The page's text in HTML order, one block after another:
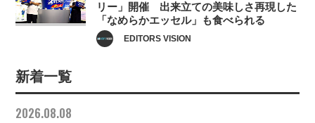
リー」開催 出来立ての美味しさ再現した
「なめらかエッセル」も食べられる
EDITORS VISION
新着一覧
2026.08.08